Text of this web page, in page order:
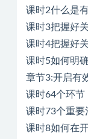
课时2什么是
课时3把握好
课时4把握好
课时5如何明
章节3:开启有
课时64个环节
课时73个重要
课时8如何在